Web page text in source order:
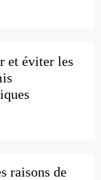
et éviter les
raisons de